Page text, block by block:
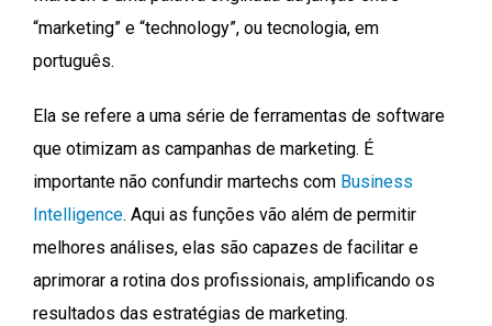
“marketing” e “technology”, ou tecnologia, em
português.
Ela se refere a uma série de ferramentas de software
que otimizam as campanhas de marketing. É
importante não confundir martechs com Business
Intelligence. Aqui as funções vão além de permitir
melhores análises, elas são capazes de facilitar e
aprimorar a rotina dos profissionais, amplificando os
resultados das estratégias de marketing.